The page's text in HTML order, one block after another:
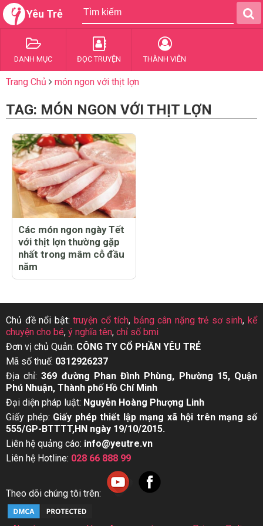
Yêu Trẻ
DANH MỤC ĐỌC TRUYỆN THÀNH VIÊN
Trang Chủ món ngon với thịt lợn
TAG: MÓN NGON VỚI THỊT LỢN
Các món ngon ngày Tết
với thịt lợn thường gặp
nhất trong mâm cỗ đầu
năm
Chủ đề nổi bật:truyện cổ tích, bảng cân nặng trẻ sơ sinh,kể
chuyện cho bé, ý nghĩa tên, chỉ số bmi
Đơn vị chủ Quản: CÔNG TY CỔ PHẦN YÊU TRẺ
Mã số thuế: 0312926237
Địa chỉ:369 đường Phan Đình Phùng, Phường 15, Quận
Phú Nhuận, Thành phố Hồ Chí Minh
Đại diện pháp luật: Nguyễn Hoàng Phượng Linh
Giấy phép: Giấy phép thiết lập mạng xã hội trên mạng số
555/GP-BTTTT,HN ngày 19/10/2015.
Liên hệ quảng cáo: info@yeutre.vn
Liên hệ Hotline: 028 66 888 99
Theo dõi chúng tôi trên: